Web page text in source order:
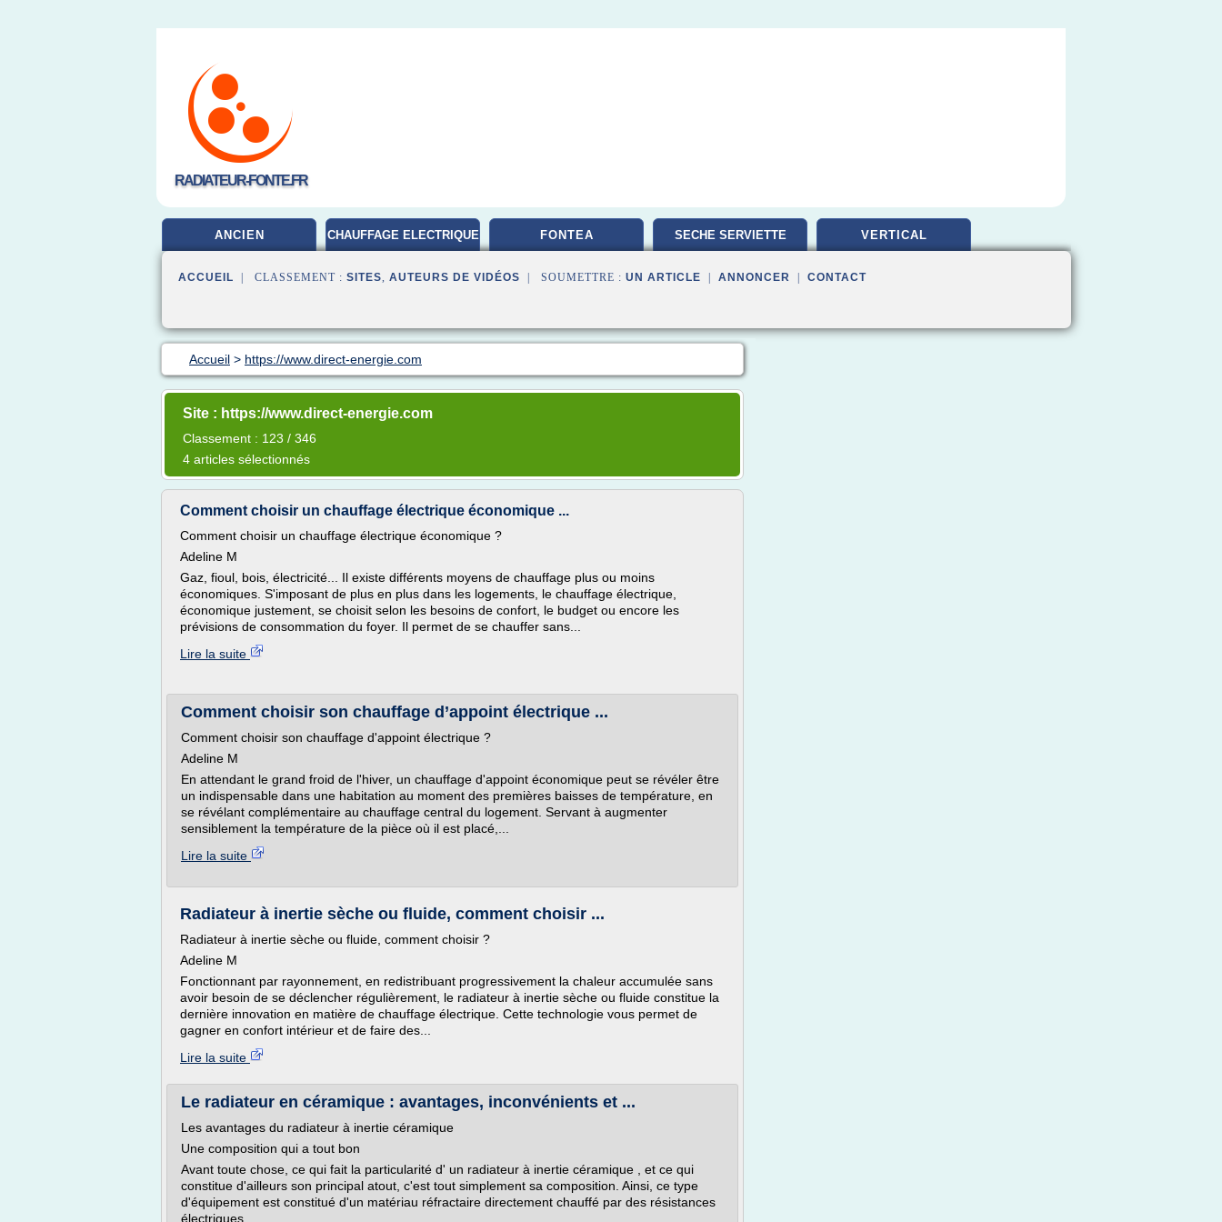
RADIATEUR-FONTE.FR
ANCIEN CHAUFFAGE ELECTRIQUE FONTEA SECHE SERVIETTE VERTICAL
ACCUEIL | CLASSEMENT : SITES, AUTEURS DE VIDÉOS | SOUMETTRE : UN ARTICLE ANNONCER CONTACT
Accueil > https://www.direct-energie.com
Site : https://www.direct-energie.com
Classement : 123 / 346
4 articles sélectionnés
Comment choisir un chauffage électrique économique ...
Comment choisir un chauffage électrique économique ?
Adeline M
Gaz, fioul, bois, électricité... Il existe différents moyens de chauffage plus ou moins
économiques. S'imposant de plus en plus dans les logements, le chauffage électrique,
économique justement, se choisit selon les besoins de confort, le budget ou encore les
prévisions de consommation du foyer. Il permet de se chauffer sans...
Lire la suite
Comment choisir son chauffage d’appoint électrique ...
Comment choisir son chauffage d'appoint électrique ?
Adeline M
En attendant le grand froid de l'hiver, un chauffage d'appoint économique peut se révéler être
un indispensable dans une habitation au moment des premières baisses de température, en
se révélant complémentaire au chauffage central du logement. Servant à augmenter
sensiblement la température de la pièce où il est placé,...
Lire la suite
Radiateur à inertie sèche ou fluide, comment choisir ...
Radiateur à inertie sèche ou fluide, comment choisir ?
Adeline M
Fonctionnant par rayonnement, en redistribuant progressivement la chaleur accumulée sans
avoir besoin de se déclencher régulièrement, le radiateur à inertie sèche ou fluide constitue la
dernière innovation en matière de chauffage électrique. Cette technologie vous permet de
gagner en confort intérieur et de faire des...
Lire la suite
Le radiateur en céramique : avantages, inconvénients et ...
Les avantages du radiateur à inertie céramique
Une composition qui a tout bon
Avant toute chose, ce qui fait la particularité d' un radiateur à inertie céramique , et ce qui
constitue d'ailleurs son principal atout, c'est tout simplement sa composition. Ainsi, ce type
d'équipement est constitué d'un matériau réfractaire directement chauffé par des résistances
électriques.